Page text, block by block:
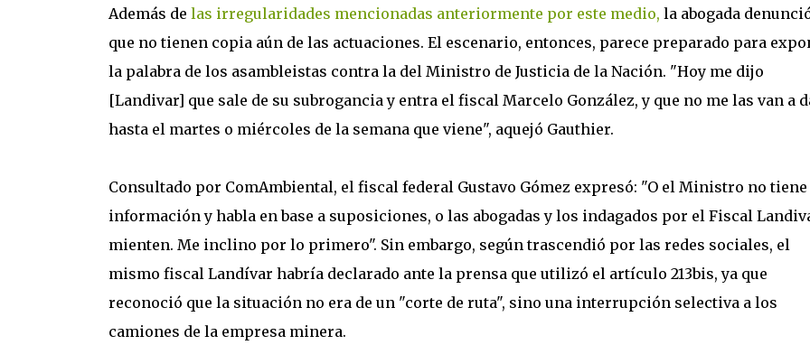
Además de las irregularidades mencionadas anteriormente por este medio, la abogada
que no tienen copia aún de las actuaciones. El escenario, entonces, parece preparado para
la palabra de los asambleistas contra la del Ministro de Justicia de la Nación. "Hoy me dijo
[Landivar] que sale de su subrogancia y entra el fiscal Marcelo González, y que no me las van a
hasta el martes o miércoles de la semana que viene", aquejó Gauthier.
Consultado por ComAmbiental, el fiscal federal Gustavo Gómez expresó: "O el Ministro no tiene
información y habla en base a suposiciones, o las abogadas y los indagados por el Fiscal
mienten. Me inclino por lo primero". Sin embargo, según trascendió por las redes sociales, el
mismo fiscal Landívar habría declarado ante la prensa que utilizó el artículo 213bis, ya que
reconoció que la situación no era de un "corte de ruta", sino una interrupción selectiva a los
camiones de la empresa minera.